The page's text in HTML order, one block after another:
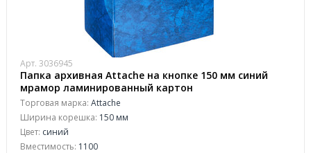
Арт. 3036945
Папка архивная Attache на кнопке 150 мм синий
мрамор ламинированный картон
Торговая марка: Attache
Ширина корешка: 150 мм
Цвет: синий
Вместимость: 1100